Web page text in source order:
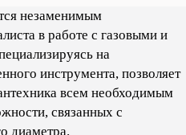
незаменимым
в работе с газовыми и
на
инструмента, позволяет
всем необходимым
связанных с
диаметра.